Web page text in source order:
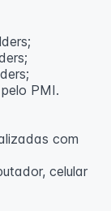
PMI.
com
celular